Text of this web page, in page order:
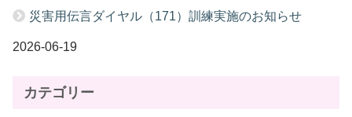
災害用伝言ダイヤル（171）訓練実施のお知らせ
2026-06-19
カテゴリー